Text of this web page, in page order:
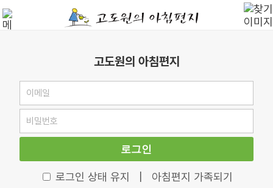
고도원의 아침편지
로그인
로그인 상태 유지 아침편지 가족되기